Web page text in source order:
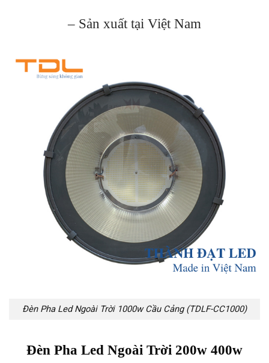
– Sản xuất tại Việt Nam
Đèn Pha Led Ngoài Trời 1000w Cầu Cảng (TDLF-CC1000)
Đèn Pha Led Ngoài Trời 200w 400w